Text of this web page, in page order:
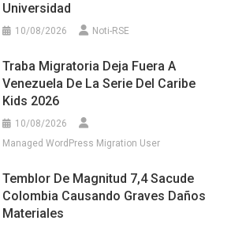
Universidad
10/08/2026 Noti-RSE
Traba Migratoria Deja Fuera A
Venezuela De La Serie Del Caribe
Kids 2026
10/08/2026
Managed WordPress Migration User
Temblor De Magnitud 7,4 Sacude
Colombia Causando Graves Daños
Materiales